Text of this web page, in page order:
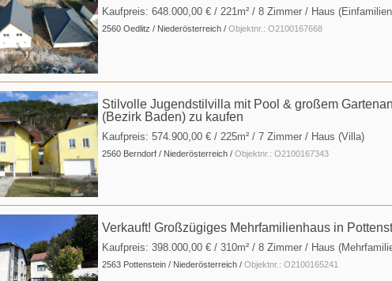
Kaufpreis: 648.000,00 € / 221m² / 8 Zimmer / Haus
2560 Oedlitz / Niederösterreich / Objektnr.: O2100167668
Stilvolle Jugendstilvilla mit Pool & großem
(Bezirk Baden) zu kaufen
Kaufpreis: 574.900,00 € / 225m² / 7 Zimmer / Haus (Villa)
2560 Berndorf / Niederösterreich / Objektnr.: O2100167343
Verkauft! Großzügiges Mehrfamilienhaus in
Kaufpreis: 398.000,00 € / 310m² / 8 Zimmer / Haus
2563 Pottenstein / Niederösterreich / Objektnr.: O2100165241